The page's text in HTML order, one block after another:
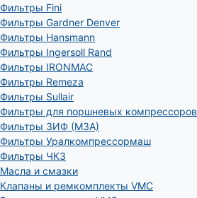
Фильтры Fini
Фильтры Gardner Denver
Фильтры Hansmann
Фильтры Ingersoll Rand
Фильтры IRONMAC
Фильтры Remeza
Фильтры Sullair
Фильтры для поршневых компрессоров
Фильтры ЗИФ (МЗА)
Фильтры Уралкомпрессормаш
Фильтры ЧКЗ
Масла и смазки
Клапаны и ремкомплекты VMC